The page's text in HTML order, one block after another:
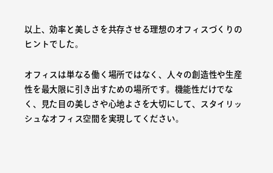
以上、効率と美しさを共存させる理想のオフィスづくりの
ヒントでした。
オフィスは単なる働く場所ではなく、人々の創造性や生産
性を最大限に引き出すための場所です。機能性だけでな
く、見た目の美しさや心地よさを大切にして、スタイリッ
シュなオフィス空間を実現してください。